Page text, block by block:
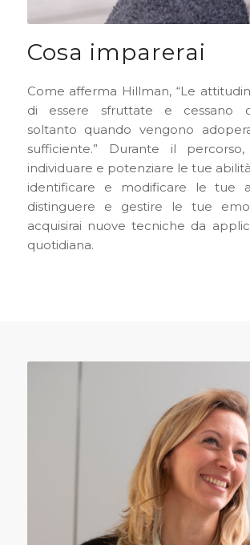
Cosa imparerai
Come afferma Hillman, “Le
di essere sfruttate e cessano
soltanto quando vengono
sufficiente.” Durante il
individuare e potenziare le tue
identificare e modificare le tue
distinguere e gestire le tue
acquisirai nuove tecniche da
quotidiana.